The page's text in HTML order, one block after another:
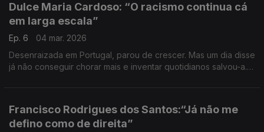
Dulce Maria Cardoso: “O racismo continua cá
em larga escala”
Ep. 6
04 mar. 2026
Desenraizada em Portugal, parou de crescer. Mas um dia disse
já não conseguir chorar mais e inventar quotidianos salvou-a.
Francisco Rodrigues dos Santos:“Já não me
defino como de direita”